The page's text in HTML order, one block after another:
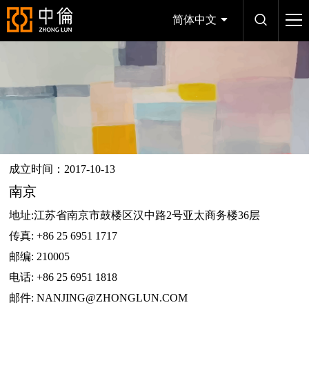
简体中文
成立时间：2017-10-13
南京
地址:江苏省南京市鼓楼区汉中路2号亚太商务楼36层
传真: +86 25 6951 1717
邮编: 210005
电话:+86 25 6951 1818
邮件:NANJING@ZHONGLUN.COM